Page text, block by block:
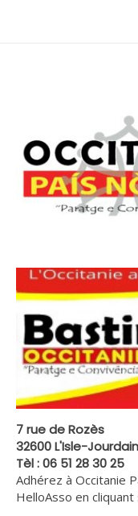
7 rue de Rozès
32600 L'Isle-Jourdain
Tèl : 06 51 28 30 25
Adhérez à Occitanie
HelloAsso en